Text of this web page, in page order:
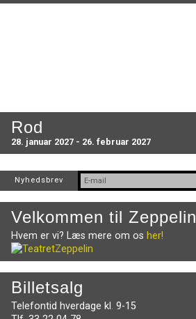
Rod
28. januar 2027 - 26. februar 2027
Nyhedsbrev
Velkommen til Zeppelin
Hvem er vi? Læs mere om os her!
Billetsalg
Telefontid hverdage kl. 9-15